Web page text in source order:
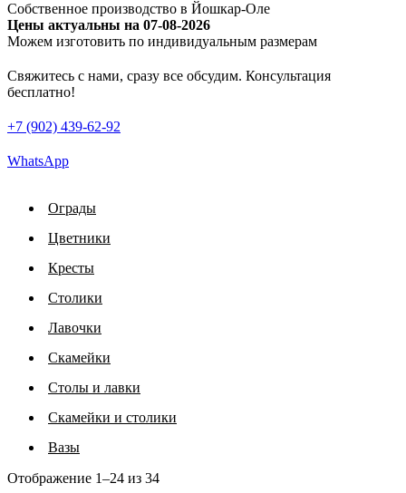
Собственное производство в Йошкар-Оле
Цены актуальны на 07-08-2026
Можем изготовить по индивидуальным размерам
Cвяжитесь с нами, сразу все обсудим. Консультация
бесплатно!
+7 (902) 439-62-92
WhatsApp
Ограды
Цветники
Кресты
Столики
Лавочки
Скамейки
Столы и лавки
Скамейки и столики
Вазы
Отображение 1–24 из 34